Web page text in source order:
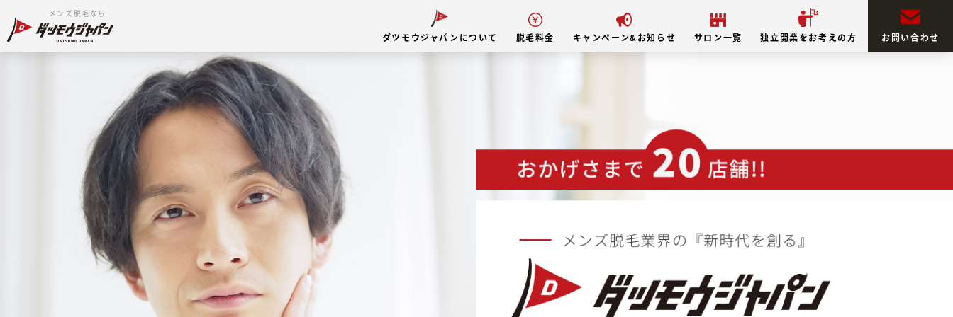
メンズ脱毛なら
ダツモウジャパンについて 脱毛料金 キャンペーン&お知らせ サロン一覧 独立開業をお考えの方 お問い合わせ